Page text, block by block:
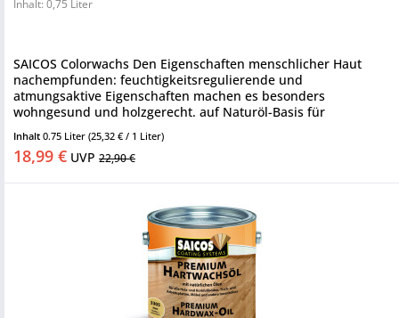
Inhalt: 0,75 Liter
SAICOS Colorwachs Den Eigenschaften menschlicher Haut
nachempfunden: feuchtigkeitsregulierende und
atmungsaktive Eigenschaften machen es besonders
wohngesund und holzgerecht. auf Naturöl-Basis für
Innenhölzer oxidativ trocknend Saicos...
Inhalt 0.75 Liter (25,32 € / 1 Liter)
18,99 € UVP 22,90 €